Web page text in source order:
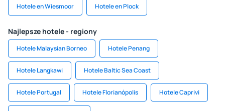
Hotele en Wiesmoor Hotele en Plock
Najlepsze hotele - regiony
Hotele Malaysian Borneo Hotele Penang
Hotele Langkawi Hotele Baltic Sea Coast
Hotele Portugal Hotele Florianópolis Hotele Caprivi